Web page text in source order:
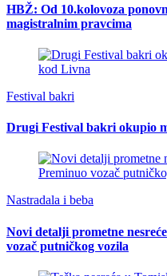
HBŽ: Od 10.kolovoza
magistralnim pravcima
Festival bakri
Drugi Festival bakri okupio
Nastradala i beba
Novi detalji prometne
vozač putničkog vozila